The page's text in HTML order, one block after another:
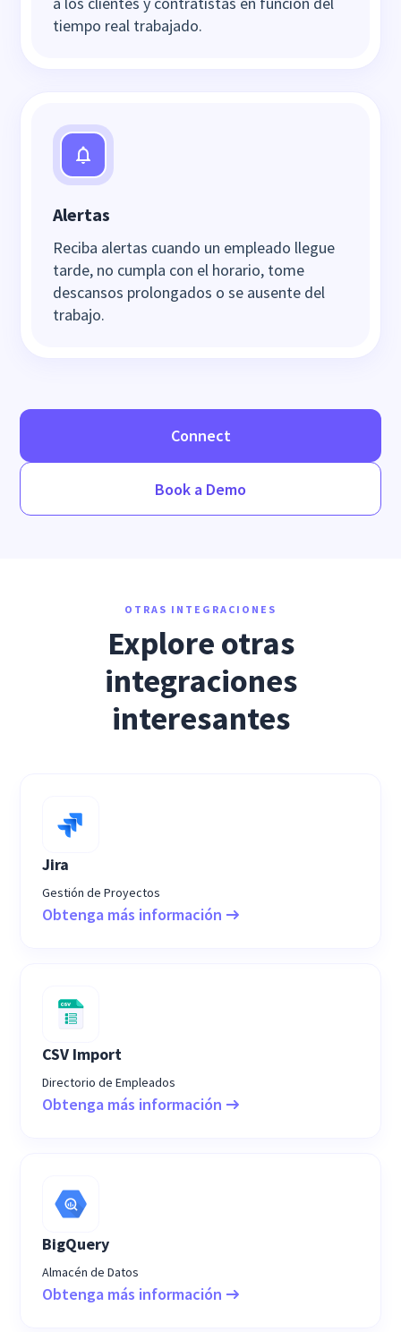
tiempo real trabajado.
Alertas
Reciba alertas cuando un empleado llegue
tarde, no cumpla con el horario, tome
descansos prolongados o se ausente del
trabajo.
Connect
Book a Demo
OTRAS INTEGRACIONES
Explore otras
integraciones
interesantes
Jira
Gestión de Proyectos
Obtenga más información
CSV Import
Directorio de Empleados
Obtenga más información
BigQuery
Almacén de Datos
Obtenga más información